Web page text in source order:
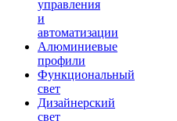
управления
и
автоматизации
Алюминиевые
профили
Функциональный
свет
Дизайнерский
свет